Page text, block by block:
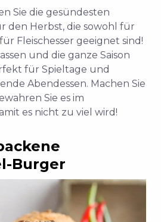
Sie die gesündesten
den Herbst, die sowohl für
Fleischesser geeignet sind!
und die ganze Saison
für Spieltage und
Abendessen. Machen Sie
Sie es im
es nicht zu viel wird!
Burger